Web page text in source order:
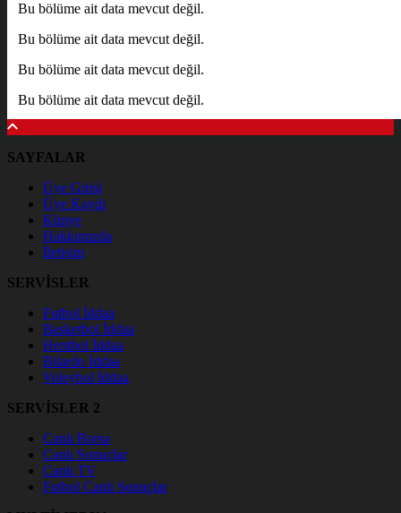
Bu bölüme ait data mevcut değil.
Bu bölüme ait data mevcut değil.
Bu bölüme ait data mevcut değil.
Bu bölüme ait data mevcut değil.
SAYFALAR
Üye Girişi
Üye Kaydı
Künye
Hakkımızda
İletişim
SERVİSLER
Futbol İddaa
Basketbol İddaa
Hentbol İddaa
Bilardo İddaa
Voleybol İddaa
SERVİSLER 2
Canlı Borsa
Canlı Sonuçlar
Canlı TV
Futbol Canlı Sonuçlar